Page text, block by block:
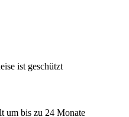
ist geschützt
um bis zu 24 Monate